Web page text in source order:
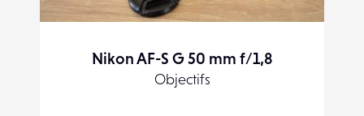
Nikon AF-S G 50 mm f/1,8
Objectifs